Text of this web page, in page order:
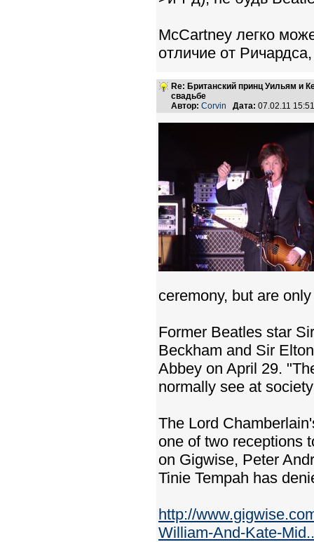
McCartney легко
отличие от
Re: Британский принц Уильям и
свадьбе
Автор: Corvin Дата: 07.02.11
ceremony, but are
Former Beatles star
Beckham and Sir
Abbey on April 29.
normally see at
The Lord
one of two receptions
on Gigwise, Peter
Tinie Tempah has
http://
William-And-Kate-